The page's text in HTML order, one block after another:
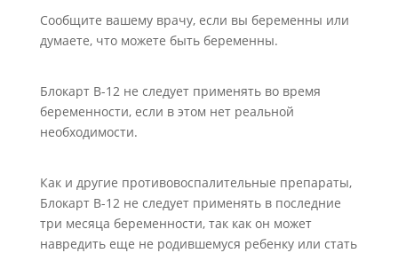
Сообщите вашему врачу, если вы беременны или
думаете, что можете быть беременны.
Блокарт В-12 не следует применять во время
беременности, если в этом нет реальной
необходимости.
Как и другие противовоспалительные препараты,
Блокарт В-12 не следует применять в последние
три месяца беременности, так как он может
навредить еще не родившемуся ребенку или стать